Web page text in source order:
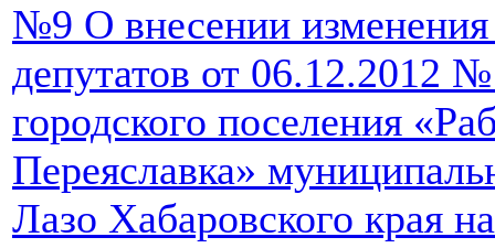
№9 О внесении
депутатов от 06.12.2012
городского поселения
Переяславка»
Лазо Хабаровского края